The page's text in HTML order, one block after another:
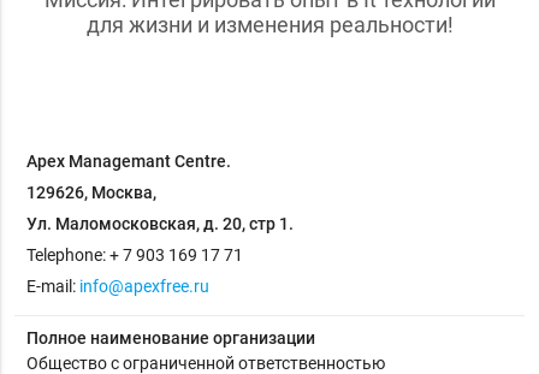
для жизни и изменения реальности!
Apex Managemant Centre.
129626, Москва,
Ул. Маломосковская, д. 20, стр 1.
Telephone: + 7 903 169 17 71
E-mail: info@apexfree.ru
Полное наименование организации
Общество с ограниченной ответственностью